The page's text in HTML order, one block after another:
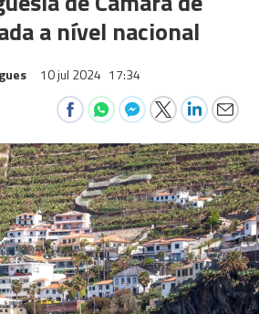
a nível nacional
10 jul 2024 17:34